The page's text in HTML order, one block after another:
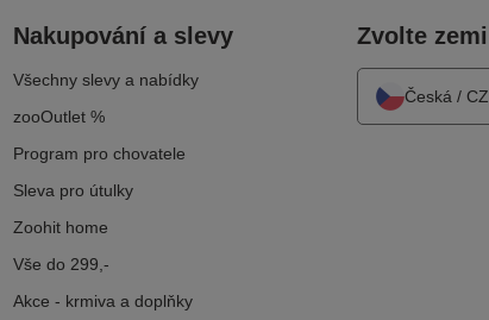
Nakupování a slevy
Všechny slevy a nabídky
zooOutlet %
Program pro chovatele
Sleva pro útulky
Zoohit home
Vše do 299,-
Akce - krmiva a doplňky
Zvolte zemi
Česká / CZ